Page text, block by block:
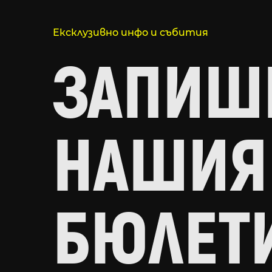
Ексклузивно инфо и събития